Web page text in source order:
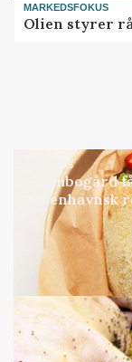
MARKEDSFOKUS
Olien styrer
BUSINESS
Grambogård